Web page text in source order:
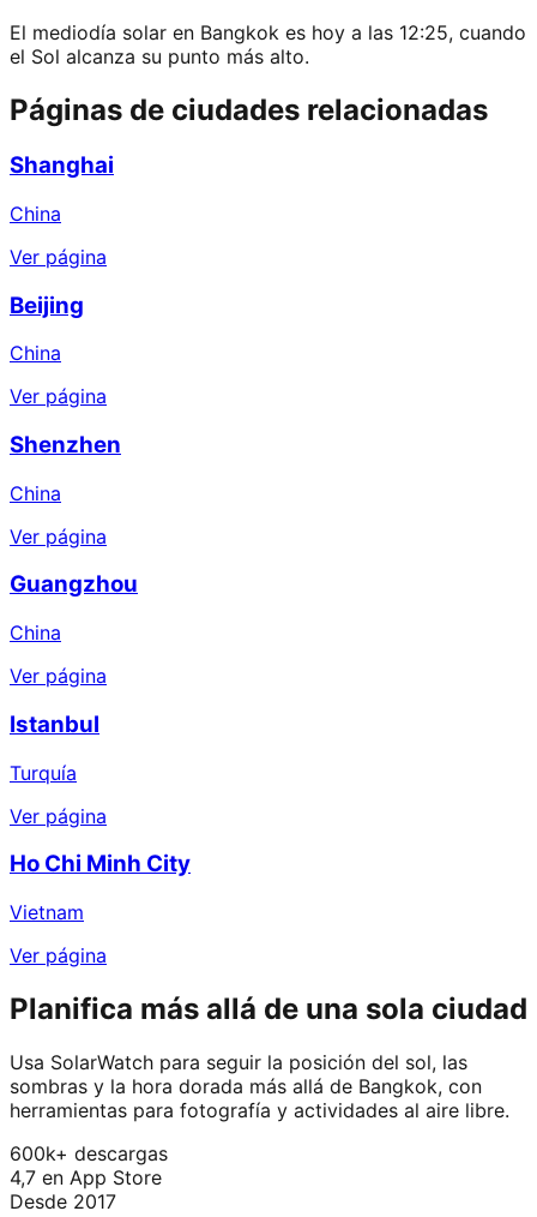
El mediodía solar en Bangkok es hoy a las 12:25, cuando
el Sol alcanza su punto más alto.
Páginas de ciudades relacionadas
Shanghai
China
Ver página
Beijing
China
Ver página
Shenzhen
China
Ver página
Guangzhou
China
Ver página
Istanbul
Turquía
Ver página
Ho Chi Minh City
Vietnam
Ver página
Planifica más allá de una sola ciudad
Usa SolarWatch para seguir la posición del sol, las
sombras y la hora dorada más allá de Bangkok, con
herramientas para fotografía y actividades al aire libre.
600k+ descargas
4,7 en App Store
Desde 2017